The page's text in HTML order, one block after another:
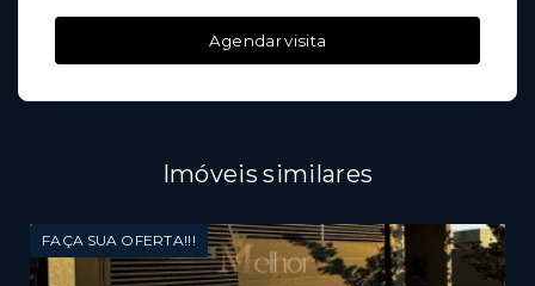
Agendar visita
Imóveis similares
FAÇA SUA OFERTA!!!